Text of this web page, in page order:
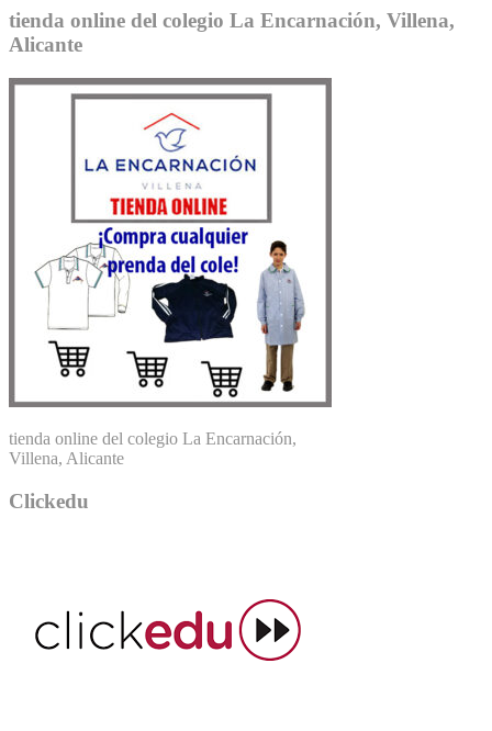
tienda online del colegio La Encarnación, Villena,
Alicante
tienda online del colegio La Encarnación,
Villena, Alicante
Clickedu